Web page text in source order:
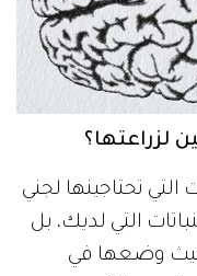
لزراعتها؟
التي تحتاجينها لجني
التي لديك، بل
حيث وضعها في